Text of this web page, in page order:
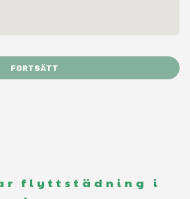
FORTSÄTT
flyttstädning i